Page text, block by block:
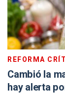
REFORMA
Cambió la
hay alerta